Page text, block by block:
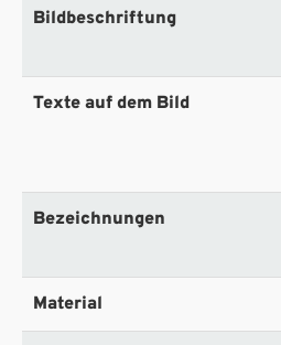
Bildbeschriftung
Texte auf dem Bild
Bezeichnungen
Material